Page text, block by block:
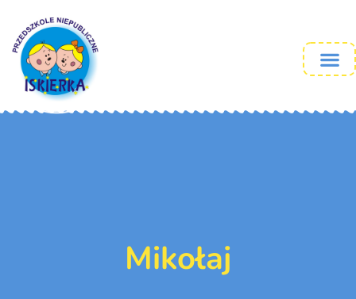
Mikołaj